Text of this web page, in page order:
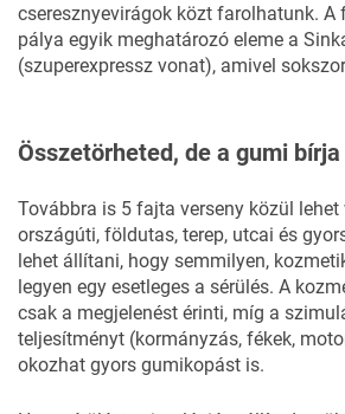
cseresznyevirágok közt farolhatunk. A
pálya egyik meghatározó eleme a
(szuperexpressz vonat), amivel
Összetörheted, de a gumi bírja
Továbbra is 5 fajta verseny közül
országúti, földutas, terep, utcai és
lehet állítani, hogy semmilyen,
legyen egy esetleges a sérülés. A
csak a megjelenést érinti, míg a
teljesítményt (kormányzás, fékek,
okozhat gyors gumikopást is.